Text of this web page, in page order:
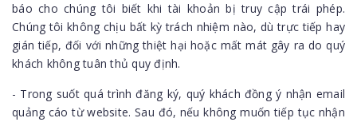
báo cho chúng tôi biết khi tài khoản bị truy cập trái phép.
Chúng tôi không chịu bất kỳ trách nhiệm nào, dù trực tiếp hay
gián tiếp, đối với những thiệt hại hoặc mất mát gây ra do quý
khách không tuân thủ quy định.
- Trong suốt quá trình đăng ký, quý khách đồng ý nhận email
quảng cáo từ website. Sau đó, nếu không muốn tiếp tục nhận